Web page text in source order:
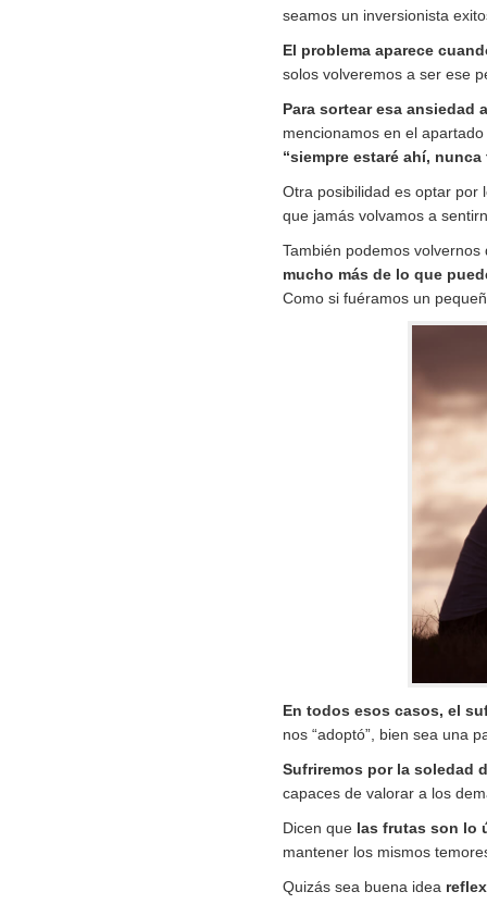
seamos un inversionista
El problema aparece
solos volveremos a ser ese
Para sortear esa ansiedad
mencionamos en el
“siempre estaré ahí,
Otra posibilidad es optar por
que jamás volvamos a
También podemos
mucho más de lo que
Como si fuéramos un
En todos esos casos, el
nos “adoptó”, bien sea una
Sufriremos por la soledad
capaces de valorar a los
Dicen que las frutas son lo
mantener los mismos
Quizás sea buena idea